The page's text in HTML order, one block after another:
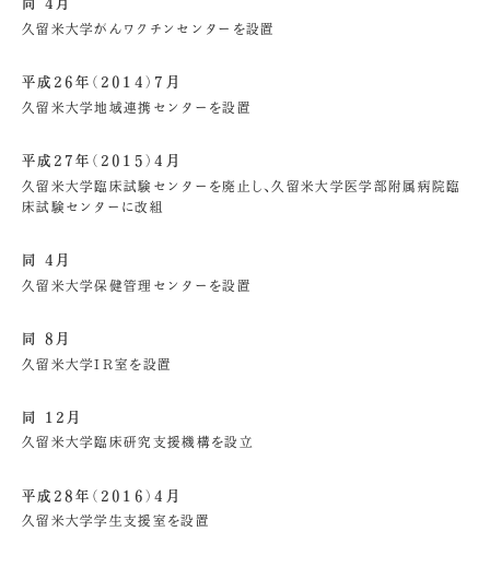
同 4月
久留米大学がんワクチンセンターを設置
平成26年（2014）7月
久留米大学地域連携センターを設置
平成27年（2015）4月
久留米大学臨床試験センターを廃止し、久留米大学医学部附属病院臨
床試験センターに改組
同 4月
久留米大学保健管理センターを設置
同 8月
久留米大学IR室を設置
同 12月
久留米大学臨床研究支援機構を設立
平成28年（2016）4月
久留米大学学生支援室を設置